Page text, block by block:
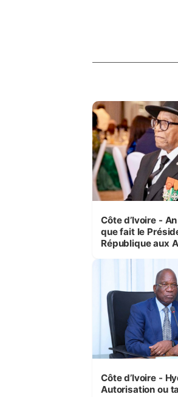
Côte d’Ivoire -
que fait le
République aux
(Cne Yassoungo
Côte d’Ivoire -
Autorisation ou